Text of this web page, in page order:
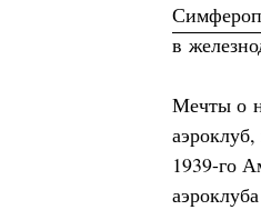
в
Мечты о
1939-го